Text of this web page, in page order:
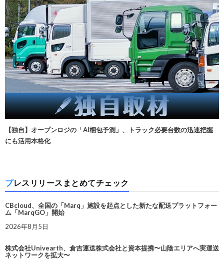
【独自】オープンロジの「AI梱包予測」、トラック必要台数の迅速把握
にも活用本格化
プレスリリースまとめてチェック
CBcloud、全国の「Marq」施設を起点とした新たな配送プラットフォー
ム「MarqGO」開始
2026年8月5日
株式会社Univearth、倉吉運送株式会社と資本提携〜山陰エリアへ実運送
ネットワークを拡大〜